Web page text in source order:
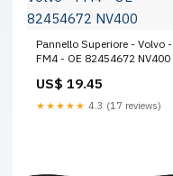
Pannello Superiore - Volvo -
FM4 - OE 82454672 NV400
US$ 19.45
★★★★★ 4.3 (17 reviews)